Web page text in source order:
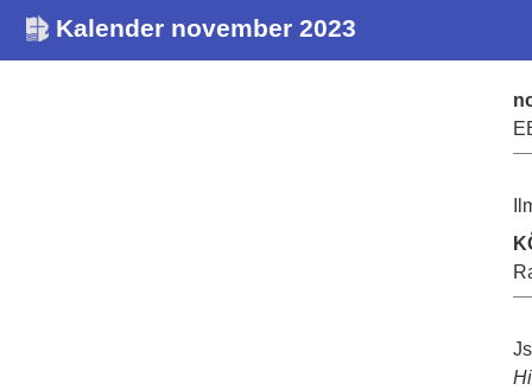
Kalender november 2023